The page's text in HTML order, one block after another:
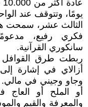
يومًا، وتتوقف عند
الثالث عشر، سمحت
فكري رفيع،
سانكوري القرآنية.
ربطت طرق القوافل
أزالاي في إشارة
وجاو وجيني في
أو الملح أو
والمعرفة والقيم